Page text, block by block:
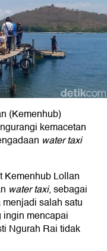
(Kemenhub)
kemacetan
water taxi
Kemenhub Lollan
water taxi, sebagai
salah satu
mencapai
Ngurah Rai tidak